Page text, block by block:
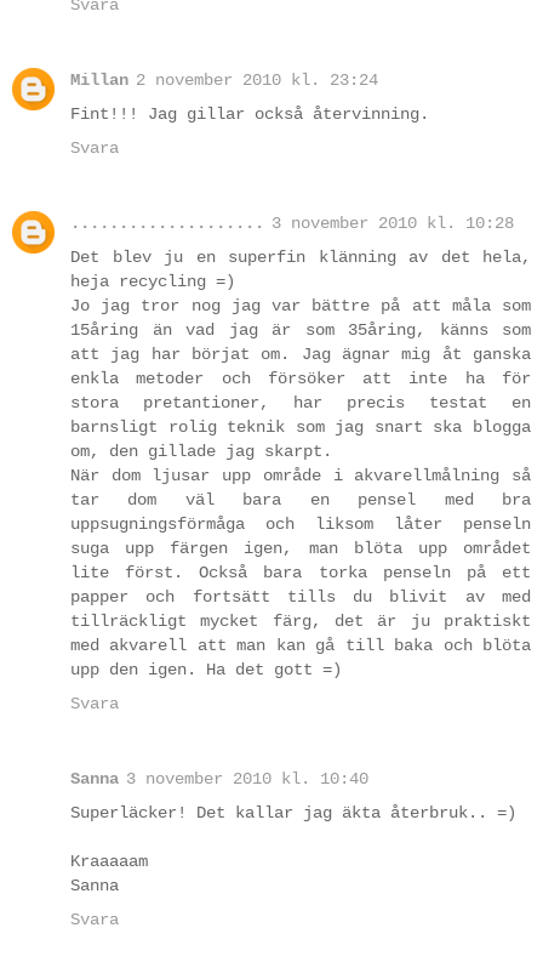
Svara
Millan 2 november 2010 kl. 23:24
Fint!!! Jag gillar också återvinning.
Svara
....................
3 november 2010 kl. 10:28
Det blev ju en superfin klänning av det hela,
heja recycling =)
Jo jag tror nog jag var bättre på att måla som
15åring än vad jag är som 35åring, känns som
att jag har börjat om. Jag ägnar mig åt ganska
enkla metoder och försöker att inte ha för
stora pretantioner, har precis testat en
barnsligt rolig teknik som jag snart ska blogga
om, den gillade jag skarpt.
När dom ljusar upp område i akvarellmålning så
tar dom väl bara en pensel med bra
uppsugningsförmåga och liksom låter penseln
suga upp färgen igen, man blöta upp området
lite först. Också bara torka penseln på ett
papper och fortsätt tills du blivit av med
tillräckligt mycket färg, det är ju praktiskt
med akvarell att man kan gå till baka och blöta
upp den igen. Ha det gott =)
Svara
Sanna 3 november 2010 kl. 10:40
Superläcker! Det kallar jag äkta återbruk.. =)
Kraaaaam
Sanna
Svara